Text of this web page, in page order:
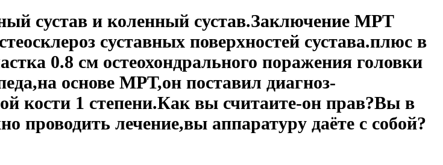
сустав и коленный сустав.Заключение МРТ
суставных поверхностей сустава.плюс в
0.8 см остеохондрального поражения головки
основе МРТ,он поставил диагноз-
кости 1 степени.Как вы считаите-он прав?Вы в
проводить лечение,вы аппаратуру даёте с собой?